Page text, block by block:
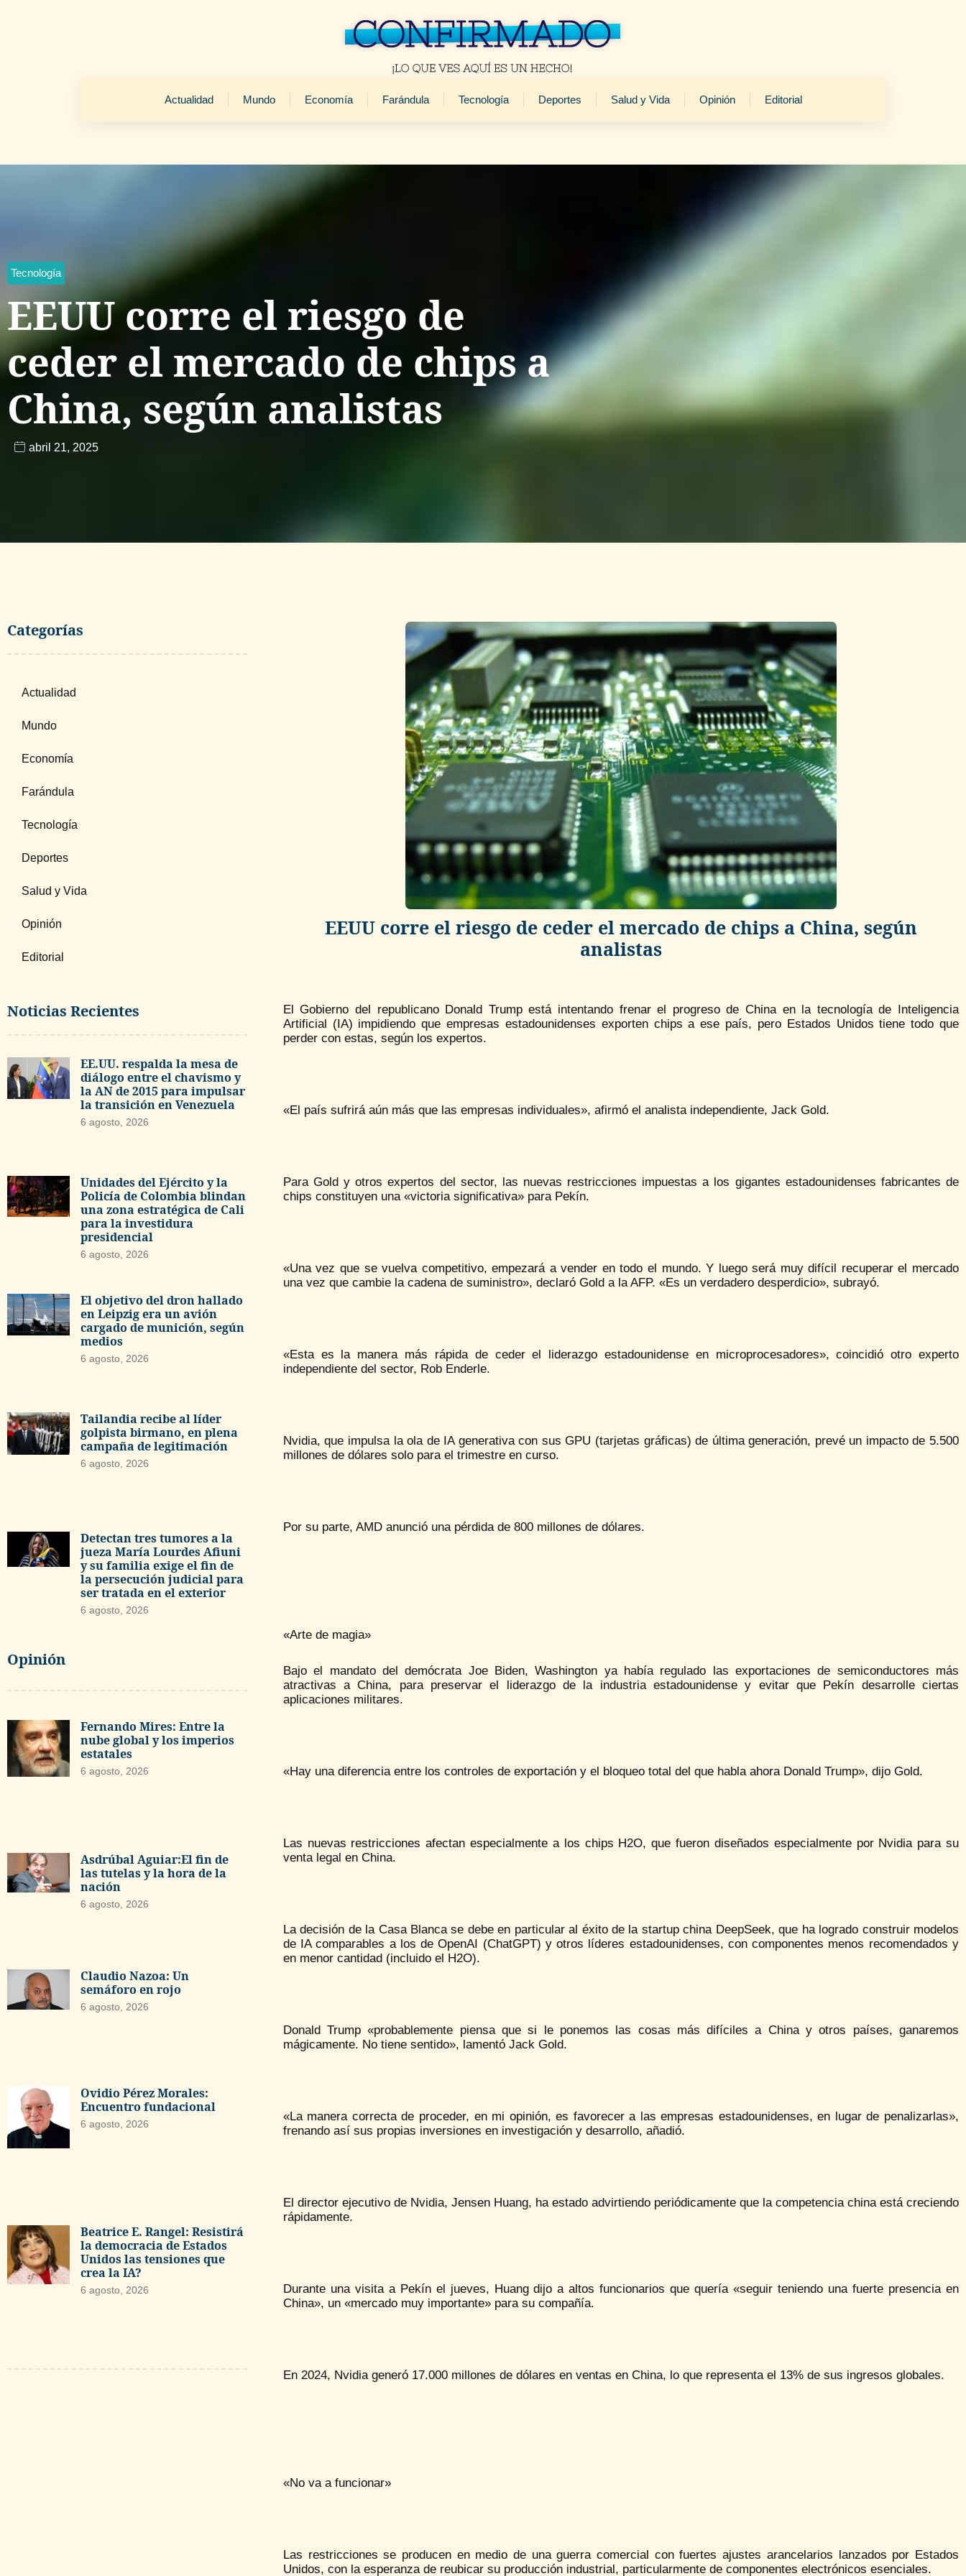
Actualidad Mundo Economía Farándula Tecnología Deportes Salud y Vida Opinión Editorial
Tecnología
EEUU corre el riesgo de
ceder el mercado de chips a
China, según analistas
abril 21, 2025
Categorías
Actualidad
Mundo
Economía
Farándula
Tecnología
Deportes
Salud y Vida
Opinión
Editorial
Noticias Recientes
EE.UU. respalda la mesa de
diálogo entre el chavismo y
la AN de 2015 para impulsar
la transición en Venezuela
6 agosto, 2026
Unidades del Ejército y la
Policía de Colombia blindan
una zona estratégica de Cali
para la investidura
presidencial
6 agosto, 2026
El objetivo del dron hallado
en Leipzig era un avión
cargado de munición, según
medios
6 agosto, 2026
Tailandia recibe al líder
golpista birmano, en plena
campaña de legitimación
6 agosto, 2026
Detectan tres tumores a la
jueza María Lourdes Afiuni
y su familia exige el fin de
la persecución judicial para
ser tratada en el exterior
6 agosto, 2026
Opinión
Fernando Mires: Entre la
nube global y los imperios
estatales
6 agosto, 2026
Asdrúbal Aguiar:El fin de
las tutelas y la hora de la
nación
6 agosto, 2026
Claudio Nazoa: Un
semáforo en rojo
6 agosto, 2026
Ovidio Pérez Morales:
Encuentro fundacional
6 agosto, 2026
Beatrice E. Rangel: Resistirá
la democracia de Estados
Unidos las tensiones que
crea la IA?
6 agosto, 2026
EEUU corre el riesgo de ceder el mercado de chips a China, según
analistas
El Gobierno del republicano Donald Trump está intentando frenar el progreso de China en la tecnología de Inteligencia
Artificial (IA) impidiendo que empresas estadounidenses exporten chips a ese país, pero Estados Unidos tiene todo que
perder con estas, según los expertos.
«El país sufrirá aún más que las empresas individuales», afirmó el analista independiente, Jack Gold.
Para Gold y otros expertos del sector, las nuevas restricciones impuestas a los gigantes estadounidenses fabricantes de
chips constituyen una «victoria significativa» para Pekín.
«Una vez que se vuelva competitivo, empezará a vender en todo el mundo. Y luego será muy difícil recuperar el mercado
una vez que cambie la cadena de suministro», declaró Gold a la AFP. «Es un verdadero desperdicio», subrayó.
«Esta es la manera más rápida de ceder el liderazgo estadounidense en microprocesadores», coincidió otro experto
independiente del sector, Rob Enderle.
Nvidia, que impulsa la ola de IA generativa con sus GPU (tarjetas gráficas) de última generación, prevé un impacto de 5.500
millones de dólares solo para el trimestre en curso.
Por su parte, AMD anunció una pérdida de 800 millones de dólares.
«Arte de magia»
Bajo el mandato del demócrata Joe Biden, Washington ya había regulado las exportaciones de semiconductores más
atractivas a China, para preservar el liderazgo de la industria estadounidense y evitar que Pekín desarrolle ciertas
aplicaciones militares.
«Hay una diferencia entre los controles de exportación y el bloqueo total del que habla ahora Donald Trump», dijo Gold.
Las nuevas restricciones afectan especialmente a los chips H2O, que fueron diseñados especialmente por Nvidia para su
venta legal en China.
La decisión de la Casa Blanca se debe en particular al éxito de la startup china DeepSeek, que ha logrado construir modelos
de IA comparables a los de OpenAI (ChatGPT) y otros líderes estadounidenses, con componentes menos recomendados y
en menor cantidad (incluido el H2O).
Donald Trump «probablemente piensa que si le ponemos las cosas más difíciles a China y otros países, ganaremos
mágicamente. No tiene sentido», lamentó Jack Gold.
«La manera correcta de proceder, en mi opinión, es favorecer a las empresas estadounidenses, en lugar de penalizarlas»,
frenando así sus propias inversiones en investigación y desarrollo, añadió.
El director ejecutivo de Nvidia, Jensen Huang, ha estado advirtiendo periódicamente que la competencia china está creciendo
rápidamente.
Durante una visita a Pekín el jueves, Huang dijo a altos funcionarios que quería «seguir teniendo una fuerte presencia en
China», un «mercado muy importante» para su compañía.
En 2024, Nvidia generó 17.000 millones de dólares en ventas en China, lo que representa el 13% de sus ingresos globales.
«No va a funcionar»
Las restricciones se producen en medio de una guerra comercial con fuertes ajustes arancelarios lanzados por Estados
Unidos, con la esperanza de reubicar su producción industrial, particularmente de componentes electrónicos esenciales.